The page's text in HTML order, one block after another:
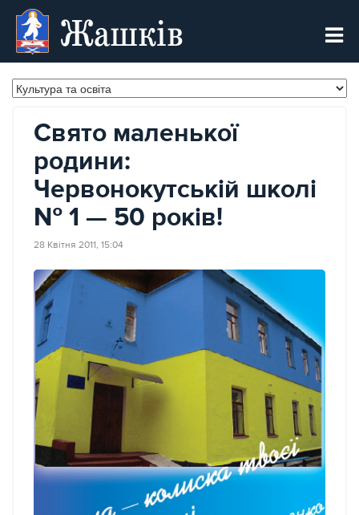
Жашків
Свято маленької
родини:
Червонокутській школі
№ 1 — 50 років!
28 Квітня 2011, 15:04